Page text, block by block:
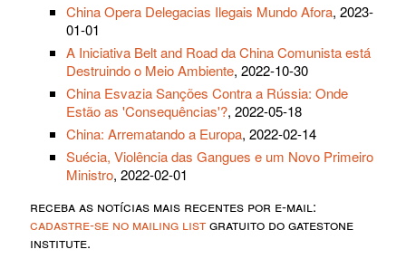
China Opera Delegacias Ilegais Mundo Afora, 2023-
01-01
A Iniciativa Belt and Road da China Comunista está
Destruindo o Meio Ambiente, 2022-10-30
China Esvazia Sanções Contra a Rússia: Onde
Estão as 'Consequências'?, 2022-05-18
China: Arrematando a Europa, 2022-02-14
Suécia, Violência das Gangues e um Novo Primeiro
Ministro, 2022-02-01
receba as notícias mais recentes por e-mail:
cadastre-se no mailing listgratuito do gatestone
institute.